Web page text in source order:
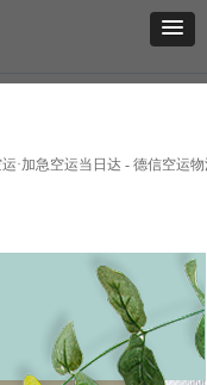
·加急空运当日达 - 德信空运